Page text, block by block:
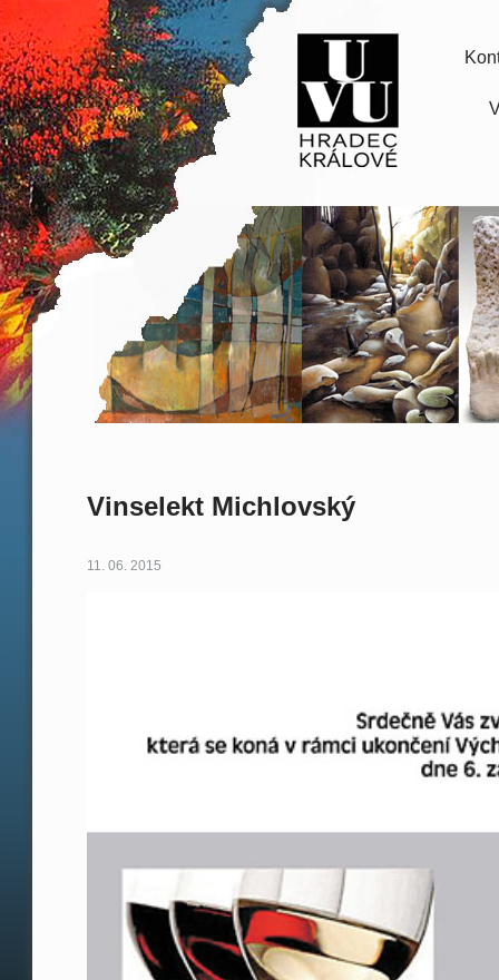
Vinselekt Michlovský
11. 06. 2015